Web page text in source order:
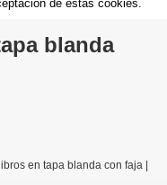
de estas cookies.
blanda
en tapa blanda con faja |